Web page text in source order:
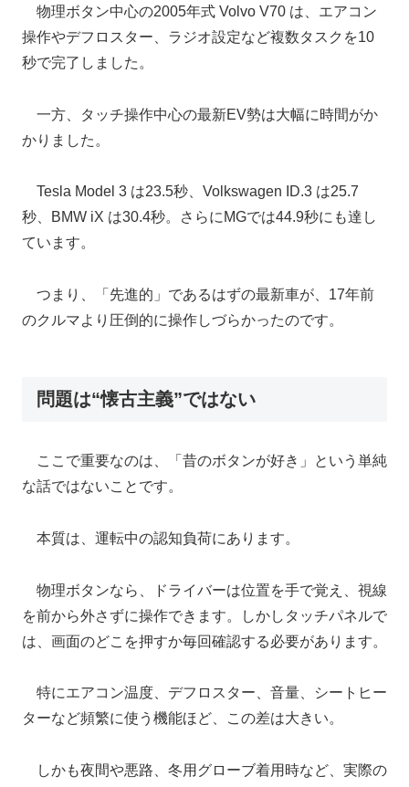
物理ボタン中心の2005年式 Volvo V70 は、エアコン
操作やデフロスター、ラジオ設定など複数タスクを10
秒で完了しました。
一方、タッチ操作中心の最新EV勢は大幅に時間がか
かりました。
Tesla Model 3 は23.5秒、Volkswagen ID.3 は25.7
秒、BMW iX は30.4秒。さらにMGでは44.9秒にも達し
ています。
つまり、「先進的」であるはずの最新車が、17年前
のクルマより圧倒的に操作しづらかったのです。
問題は“懐古主義”ではない
ここで重要なのは、「昔のボタンが好き」という単純
な話ではないことです。
本質は、運転中の認知負荷にあります。
物理ボタンなら、ドライバーは位置を手で覚え、視線
を前から外さずに操作できます。しかしタッチパネルで
は、画面のどこを押すか毎回確認する必要があります。
特にエアコン温度、デフロスター、音量、シートヒー
ターなど頻繁に使う機能ほど、この差は大きい。
しかも夜間や悪路、冬用グローブ着用時など、実際の